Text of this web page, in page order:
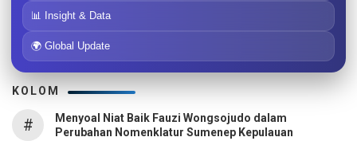
📊 Insight & Data
🌍 Global Update
KOLOM
#
Menyoal Niat Baik Fauzi Wongsojudo dalam
Perubahan Nomenklatur Sumenep Kepulauan